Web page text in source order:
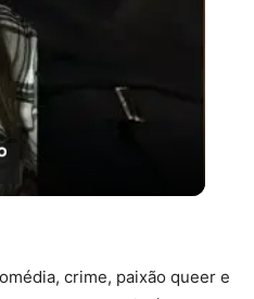
crime, paixão queer e